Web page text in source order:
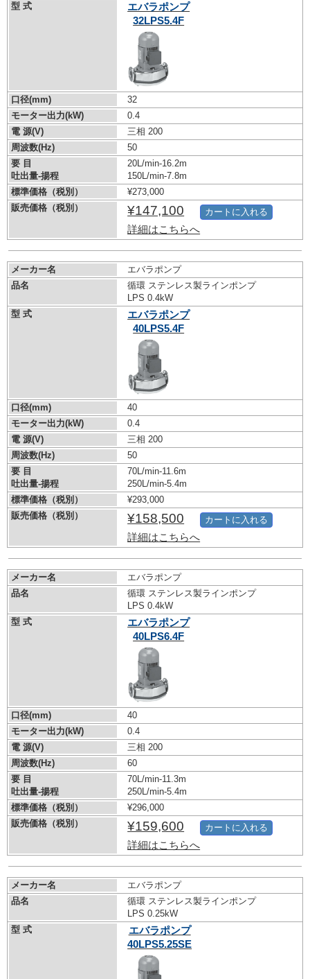
型 式
エバラポンプ
32LPS5.4F
口径(mm)
32
モーター出力(kW)
0.4
電 源(V)
三相 200
周波数(Hz)
50
要 目
吐出量-揚程
20L/min-16.2m
150L/min-7.8m
標準価格（税別）
¥273,000
販売価格（税別）
¥147,100
詳細はこちらへ
カートに入れる
メーカー名
エバラポンプ
品名
循環 ステンレス製ラインポンプ
LPS 0.4kW
型 式
エバラポンプ
40LPS5.4F
口径(mm)
40
モーター出力(kW)
0.4
電 源(V)
三相 200
周波数(Hz)
50
要 目
吐出量-揚程
70L/min-11.6m
250L/min-5.4m
標準価格（税別）
¥293,000
販売価格（税別）
¥158,500
詳細はこちらへ
カートに入れる
メーカー名
エバラポンプ
品名
循環 ステンレス製ラインポンプ
LPS 0.4kW
型 式
エバラポンプ
40LPS6.4F
口径(mm)
40
モーター出力(kW)
0.4
電 源(V)
三相 200
周波数(Hz)
60
要 目
吐出量-揚程
70L/min-11.3m
250L/min-5.4m
標準価格（税別）
¥296,000
販売価格（税別）
¥159,600
詳細はこちらへ
カートに入れる
メーカー名
エバラポンプ
品名
循環 ステンレス製ラインポンプ
LPS 0.25kW
型 式
エバラポンプ
40LPS5.25SE